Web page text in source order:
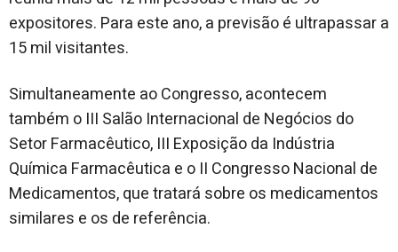
expositores. Para este ano, a previsão é ultrapassar a
15 mil visitantes.
Simultaneamente ao Congresso, acontecem
também o III Salão Internacional de Negócios do
Setor Farmacêutico, III Exposição da Indústria
Química Farmacêutica e o II Congresso Nacional de
Medicamentos, que tratará sobre os medicamentos
similares e os de referência.